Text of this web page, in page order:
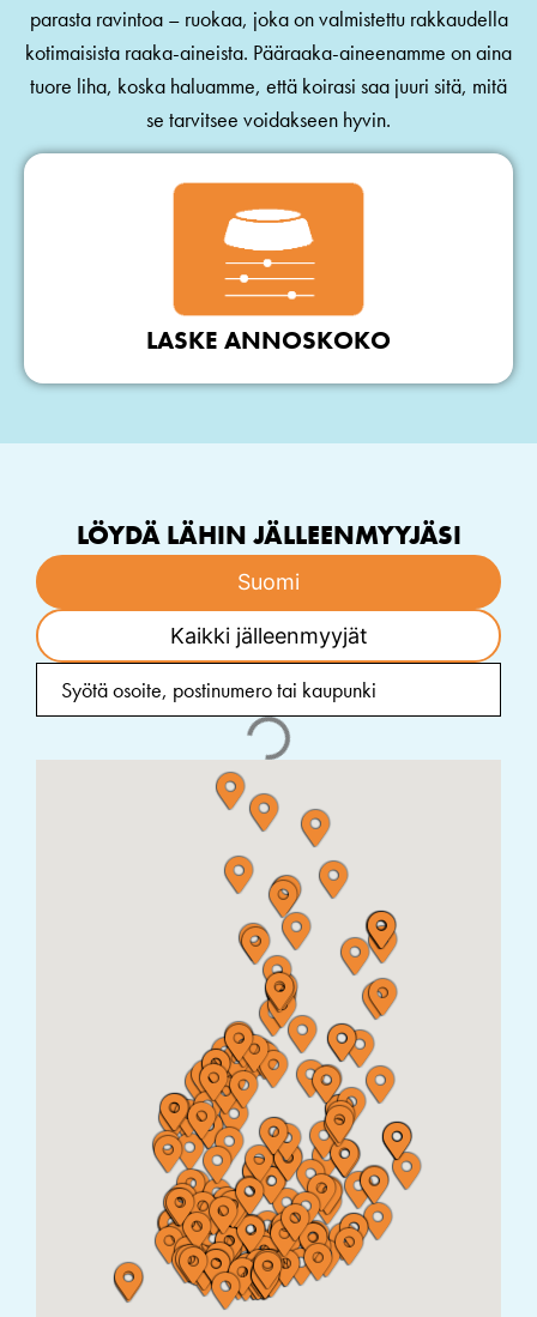
parasta ravintoa – ruokaa, joka on valmistettu rakkaudella
kotimaisista raaka-aineista. Pääraaka-aineenamme on aina
tuore liha, koska haluamme, että koirasi saa juuri sitä, mitä
se tarvitsee voidakseen hyvin.
LASKE ANNOSKOKO
LÖYDÄ LÄHIN JÄLLEENMYYJÄSI
Suomi
Kaikki jälleenmyyjät